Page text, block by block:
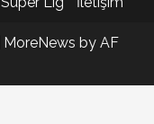
MoreNews by AF